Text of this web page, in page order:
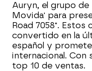
Auryn, el grupo
Movida' para
Road 7058". Estos
convertido en la
español y
internacional. Con
top 10 de ventas.